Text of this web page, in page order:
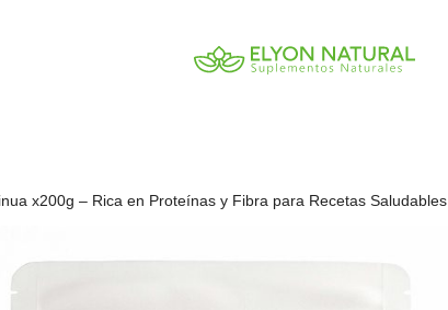
x200g – Rica en Proteínas y Fibra para Recetas Saludables